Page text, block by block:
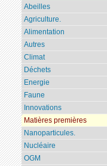
Abeilles
Agriculture.
Alimentation
Autres
Climat
Déchets
Energie
Faune
Innovations
Matières premières
Nanoparticules.
Nucléaire
OGM